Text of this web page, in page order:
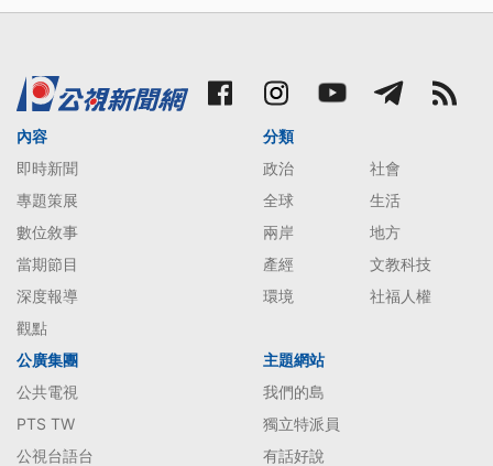
內容
即時新聞
專題策展
數位敘事
當期節目
深度報導
觀點
分類
政治
社會
全球
生活
兩岸
地方
產經
文教科技
環境
社福人權
公廣集團
公共電視
PTS TW
公視台語台
主題網站
我們的島
獨立特派員
有話好說